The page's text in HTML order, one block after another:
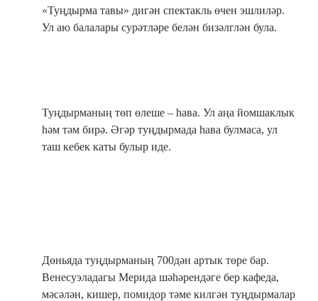
«Туңдырма тавы» дигән спектакль өчен эшлиләр.
Ул аю балалары сурәтләре белән бизәлглән була.
Туңдырманың төп өлеше – һава. Ул аңа йомшаклык
һәм тәм бирә. Әгәр туңдырмада һава булмаса, ул
таш кебек каты булыр иде.
Дөньяда туңдырманың 700дән артык төре бар.
Венесуэладагы Мерида шәһәрендәге бер кафеда,
мәсәлән, кишер, помидор тәме килгән туңдырмалар